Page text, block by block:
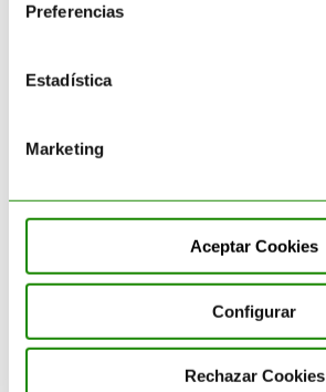
Preferencias
Estadística
Marketing
Aceptar Cookies
Configurar
Rechazar Cookies
Sí. La normativa es clara: las
recaen tanto en el cargador
materias primas peligrosas por
necesitas la supervisión de un
Gestión de Residuos